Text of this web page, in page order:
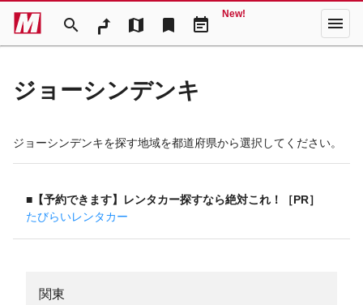
search map bookmark event_note
New! menu
ジョーシンデンキ
ジョーシンデンキを探す地域を都道府県から選択してください。
■【予約できます】レンタカー探すなら絶対これ！［PR］
たびらいレンタカー
関東